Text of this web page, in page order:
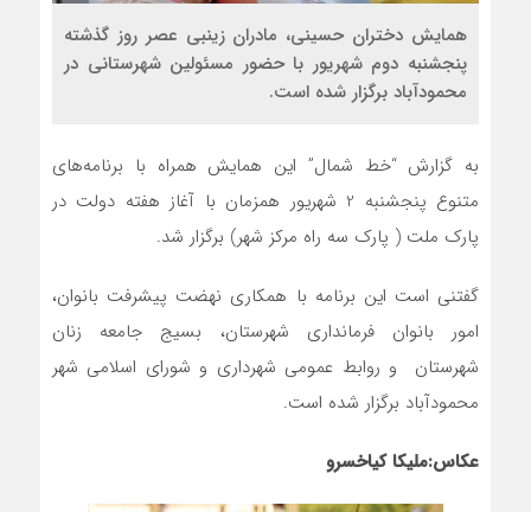
همایش دختران حسینی، مادران زینبی عصر روز گذشته
پنجشنبه دوم شهریور با حضور مسئولین شهرستانی در
محمودآباد برگزار شده است.
به گزارش “خط شمال” این همایش همراه با برنامه‌های
متنوع پنجشنبه 2 شهریور همزمان با آغاز هفته دولت در
پارک ملت ( پارک سه راه مرکز شهر) برگزار شد.
گفتنی است این برنامه با همکاری نهضت پیشرفت بانوان،
امور بانوان فرمانداری شهرستان، بسیج جامعه زنان
شهرستان و روابط عمومی شهرداری و شورای اسلامی شهر
محمودآباد برگزار شده است.
عکاس:ملیکا کیاخسرو